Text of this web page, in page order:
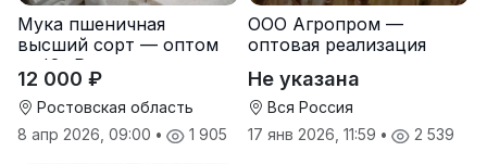
Мука пшеничная
высший сорт — оптом
от Юг Руси
12 000 ₽
Ростовская область
8 апр 2026, 09:00 • 1 905
ООО Агропром —
оптовая реализация
экспорт
Не указана
Вся Россия
17 янв 2026, 11:59 • 2 539